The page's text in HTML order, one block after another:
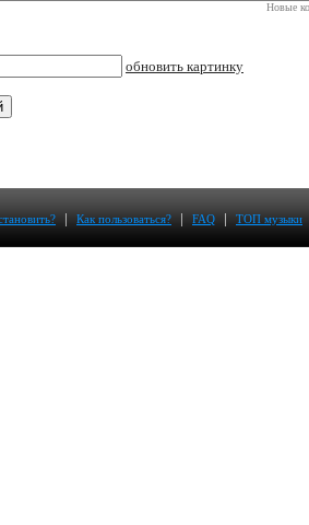
Новые
обновить картинку
| Как пользоваться? | FAQ | ТОП музыки